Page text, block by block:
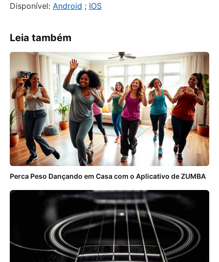
Disponível: Android ; IOS
Leia também
Perca Peso Dançando em Casa com o Aplicativo de ZUMBA